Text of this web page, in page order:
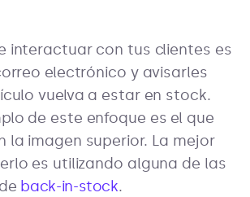
interactuar con tus clientes es
electrónico y avisarles
vuelva a estar en stock.
de este enfoque es el que
la imagen superior. La mejor
es utilizando alguna de las
back-in-stock.